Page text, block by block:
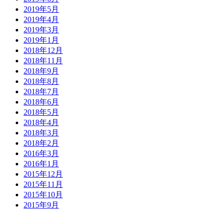
2019年5月
2019年4月
2019年3月
2019年1月
2018年12月
2018年11月
2018年9月
2018年8月
2018年7月
2018年6月
2018年5月
2018年4月
2018年3月
2018年2月
2016年3月
2016年1月
2015年12月
2015年11月
2015年10月
2015年9月